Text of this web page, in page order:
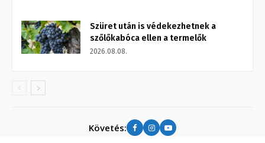
Szüret után is védekezhetnek a
szőlőkabóca ellen a termelők
2026.08.08.
Követés: